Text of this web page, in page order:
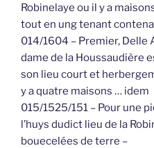
Robinelaye ou il y a
tout en ung tenant
014/1604 – Premier,
dame de la Houssaudière
son lieu court et
y a quatre maisons … idem
015/1525/151 – Pour une
l’huys dudict lieu de la
bouecelées de terre –